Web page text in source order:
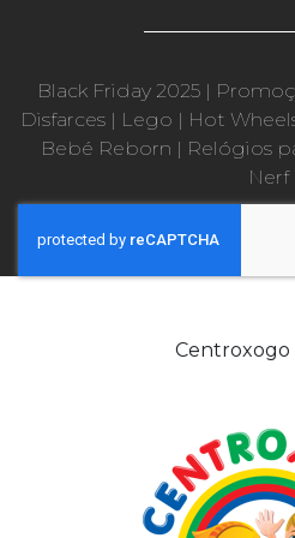
Black Friday 2025 |
Disfarces| Lego | Hot
Bebé Reborn | Relógios
Nerf
Centroxogo